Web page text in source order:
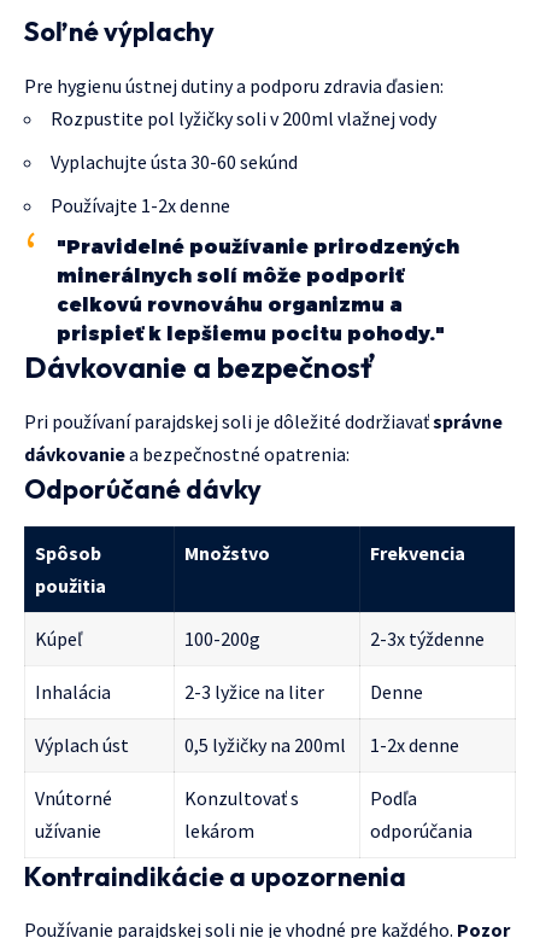
Soľné výplachy
Pre hygienu ústnej dutiny a podporu zdravia ďasien:
Rozpustite pol lyžičky soli v 200ml vlažnej vody
Vyplachujte ústa 30-60 sekúnd
Používajte 1-2x denne
"Pravidelné používanie prirodzených
minerálnych solí môže podporiť
celkovú rovnováhu organizmu a
prispieť k lepšiemu pocitu pohody."
Dávkovanie a bezpečnosť
Pri používaní parajdskej soli je dôležité dodržiavaťsprávne
dávkovaniea bezpečnostné opatrenia:
Odporúčané dávky
Spôsob
použitia
Množstvo Frekvencia
Kúpeľ 100-200g 2-3x týždenne
Inhalácia 2-3 lyžice na liter Denne
Výplach úst 0,5 lyžičky na 200ml 1-2x denne
Vnútorné
užívanie
Konzultovať s
lekárom
Podľa
odporúčania
Kontraindikácie a upozornenia
Používanie parajdskej soli nie je vhodné pre každého. Pozor